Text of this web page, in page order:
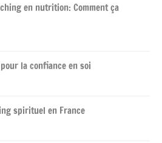
en nutrition: Comment ça
la confiance en soi
spirituel en France